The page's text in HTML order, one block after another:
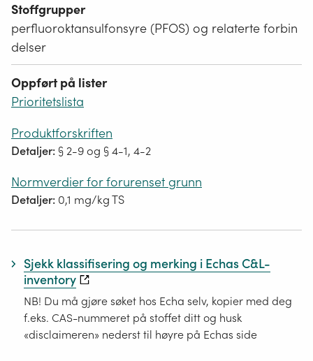
Stoffgrupper
perfluoroktansulfonsyre (PFOS) og relaterte forbin
delser
Oppført på lister
Prioritetslista
Produktforskriften
Detaljer: § 2-9 og § 4-1, 4-2
Normverdier for forurenset grunn
Detaljer: 0,1 mg/kg TS
Sjekk klassifisering og merking i Echas C&L-
inventory
NB! Du må gjøre søket hos Echa selv, kopier med deg
f.eks. CAS-nummeret på stoffet ditt og husk
«disclaimeren» nederst til høyre på Echas side